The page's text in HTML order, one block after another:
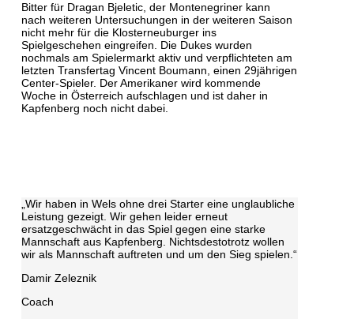
Bitter für Dragan Bjeletic, der Montenegriner kann
nach weiteren Untersuchungen in der weiteren Saison
nicht mehr für die Klosterneuburger ins
Spielgeschehen eingreifen. Die Dukes wurden
nochmals am Spielermarkt aktiv und verpflichteten am
letzten Transfertag Vincent Boumann, einen 29jährigen
Center-Spieler. Der Amerikaner wird kommende
Woche in Österreich aufschlagen und ist daher in
Kapfenberg noch nicht dabei.
„Wir haben in Wels ohne drei Starter eine unglaubliche
Leistung gezeigt. Wir gehen leider erneut
ersatzgeschwächt in das Spiel gegen eine starke
Mannschaft aus Kapfenberg. Nichtsdestotrotz wollen
wir als Mannschaft auftreten und um den Sieg spielen.“
Damir Zeleznik
Coach